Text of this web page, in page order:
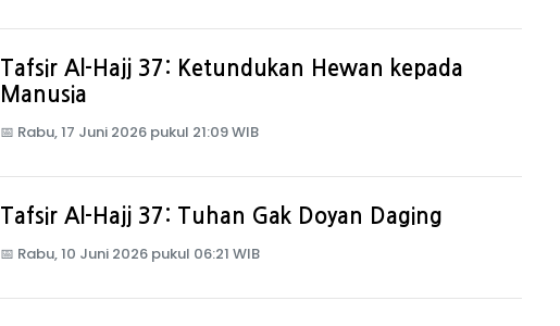
Tafsir Al-Hajj 37: Ketundukan Hewan kepada
Manusia
📅 Rabu, 17 Juni 2026 pukul 21:09 WIB
Tafsir Al-Hajj 37: Tuhan Gak Doyan Daging
📅 Rabu, 10 Juni 2026 pukul 06:21 WIB